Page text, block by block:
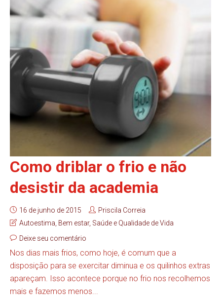
Como driblar o frio e não
desistir da academia
16 de junho de 2015
Priscila Correia
Autoestima Bem estar, Saúde e Qualidade de Vida
Deixe seu comentário
Nos dias mais frios, como hoje, é comum que a
disposição para se exercitar diminua e os quilinhos extras
apareçam. Isso acontece porque no frio nos recolhemos
mais e fazemos menos...